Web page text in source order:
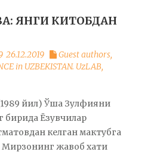
ЯНГИ КИТОБДАН
26.12.2019 Guest authors,
in UZBEKISTAN. UzLAB,
йил) Ўша Зулфияни
бирида Ёзувчилар
келган мактубга
Мирзонинг жавоб хати